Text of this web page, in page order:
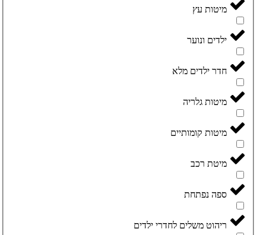
מיטות עץ
ילדים ונוער
חדר ילדים מלא
מיטות גלריה
מיטות קומותיים
מיטת רכב
ספה נפתחת
ריהוט משלים לחדרי ילדים